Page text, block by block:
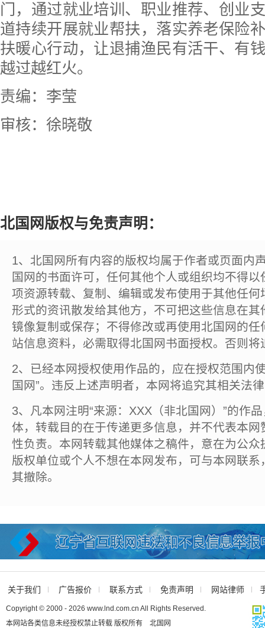
门，通过就业培训、职业推荐、创业
道持续开展就业帮扶，落实养老保险
扶暖心行动，让退捕渔民有活干、有
越过越红火。
责编：李莹
审核：徐晓敬
北国网版权与免责声明：
1、北国网所有内容的版权均属于作者或页面内
国网的书面许可，任何其他个人或组织均不得
项资源转载、复制、编辑或发布使用于其他任
形式的资讯散发给其他方，不可把这些信息在
镜像复制或保存；不得修改或再使用北国网的
站信息资料，必需取得北国网书面授权。否则将
2、已经本网授权使用作品的，应在授权范围内
国网”。违反上述声明者，本网将追究其相关法
3、凡本网注明“来源：XXX（非北国网）”的作
体，转载目的在于传递更多信息，并不代表本
性负责。本网转载其他媒体之稿件，意在为公
版权单位或个人不想在本网发布，可与本网联
其撤除。
关于我们 广告报价 联系方式 免责声明 网站律师
Copyright © 2000 - 2026 www.lnd.com.cn All Rights Reserved.
本网站各类信息未经授权禁止转载 版权所有 北国网